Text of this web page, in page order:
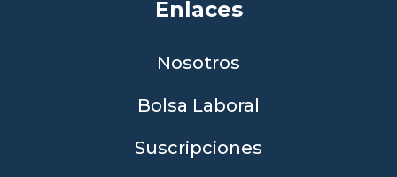
Enlaces
Nosotros
Bolsa Laboral
Suscripciones